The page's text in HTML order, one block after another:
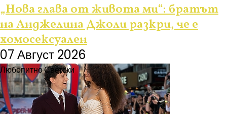
„Нова глава от живота ми“: братът
на Анджелина Джоли разкри, че е
хомосексуален
07 Август 2026
ЛюбопитноСветски